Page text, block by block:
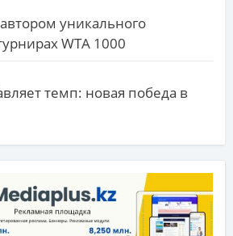
уникального
WTA 1000
темп: новая победа в